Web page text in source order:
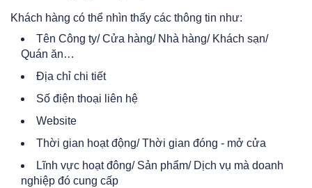
Khách hàng có thể nhìn thấy các thông tin như:
Tên Công ty/ Cửa hàng/ Nhà hàng/ Khách sạn/
Quán ăn…
Địa chỉ chi tiết
Số điện thoại liên hệ
Website
Thời gian hoạt động/ Thời gian đóng - mở cửa
Lĩnh vực hoạt đông/ Sản phẩm/ Dịch vụ mà doanh
nghiệp đó cung cấp